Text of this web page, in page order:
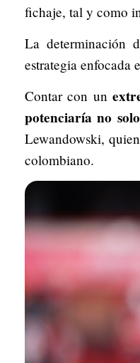
fichaje, tal y como
La determinación
estrategia enfocada
Contar con un
potenciaría no
Lewandowski,
colombiano.